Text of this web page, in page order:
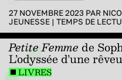
27 NOVEMBRE 2023 PAR
JEUNESSE | TEMPS DE
Petite Femme de
L’odyssée d’une
LIVRES